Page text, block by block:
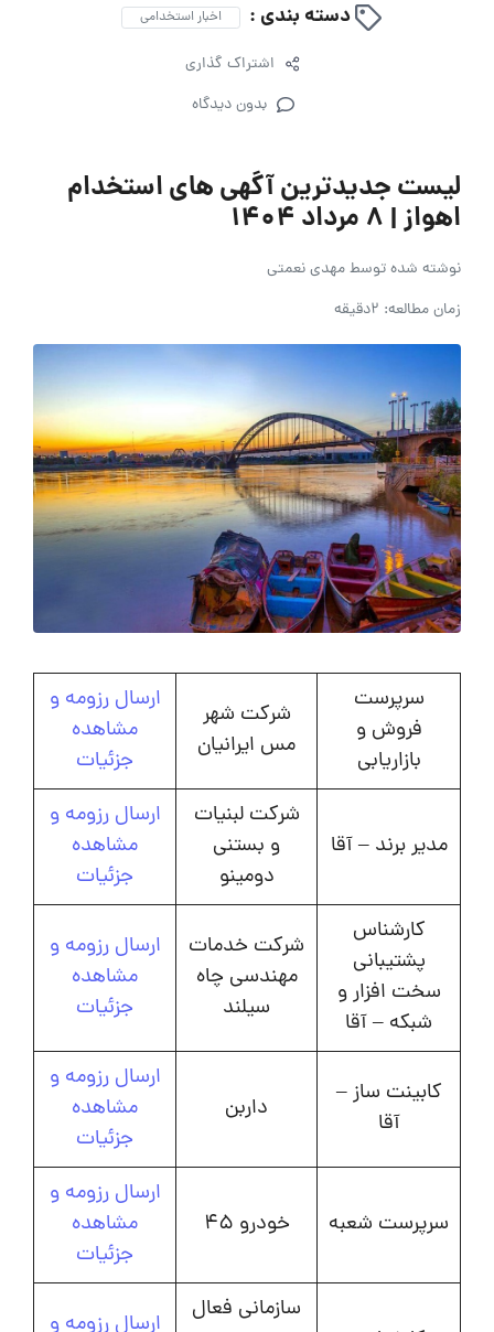
دسته بندی : اخبار استخدامی
اشتراک گذاری
بدون دیدگاه
لیست جدیدترین آگهی های استخدام
اهواز | 8 مرداد 1404
نوشته شده توسطمهدی نعمتی
زمان مطالعه: 2دقیقه
سرپرست
فروش و
بازاریابی
شرکت شهر
مس ایرانیان
ارسال رزومه و
مشاهده
جزئیات
مدیر برند – آقا
شرکت لبنیات
و بستنی
دومینو
ارسال رزومه و
مشاهده
جزئیات
کارشناس
پشتیبانی
سخت افزار و
شبکه – آقا
شرکت خدمات
مهندسی چاه
سیلند
ارسال رزومه و
مشاهده
جزئیات
کابینت ساز –
آقا
داربن
ارسال رزومه و
مشاهده
جزئیات
سرپرست شعبه خودرو 45
ارسال رزومه و
مشاهده
جزئیات
سازمانی فعال
ارسال رزومه و